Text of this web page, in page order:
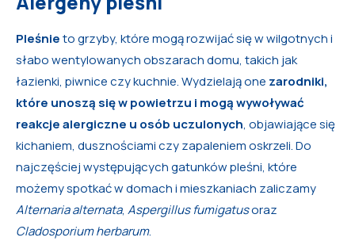
Pleśnieto grzyby, które mogą rozwijać się w wilgotnych i
słabo wentylowanych obszarach domu, takich jak
łazienki, piwnice czy kuchnie. Wydzielają one zarodniki,
które unoszą się w powietrzu i mogą wywoływać
reakcje alergiczne u osób uczulonych, objawiające się
kichaniem, dusznościami czy zapaleniem oskrzeli. Do
najczęściej występujących gatunków pleśni, które
możemy spotkać w domach i mieszkaniach zaliczamy
Alternaria alternata, Aspergillus fumigatusoraz
Cladosporium herbarum.